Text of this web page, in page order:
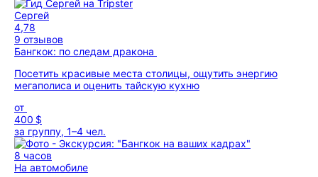
Сергей
4,78
9 отзывов
Бангкок: по следам дракона
Посетить красивые места столицы, ощутить энергию
мегаполиса и оценить тайскую кухню
от
400 $
за группу, 1–4 чел.
8 часов
На автомобиле